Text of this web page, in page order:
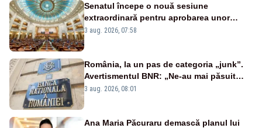
Senatul începe o nouă sesiune
extraordinară pentru aprobarea unor
jaloane din PNRR
3 aug. 2026, 07:58
România, la un pas de categoria „junk”.
Avertismentul BNR: „Ne-au mai păsuit
pentru câteva luni”
3 aug. 2026, 08:01
Ana Maria Păcuraru demască planul lui